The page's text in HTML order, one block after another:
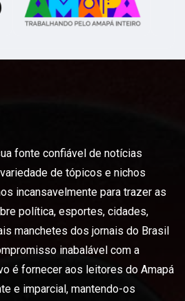
fonte confiável de notícias
de tópicos e nichos
incansavelmente para trazer as
política, esportes, cidades,
manchetes dos jornais do Brasil
inabalável com a
é fornecer aos leitores do Amapá
e imparcial, mantendo-os